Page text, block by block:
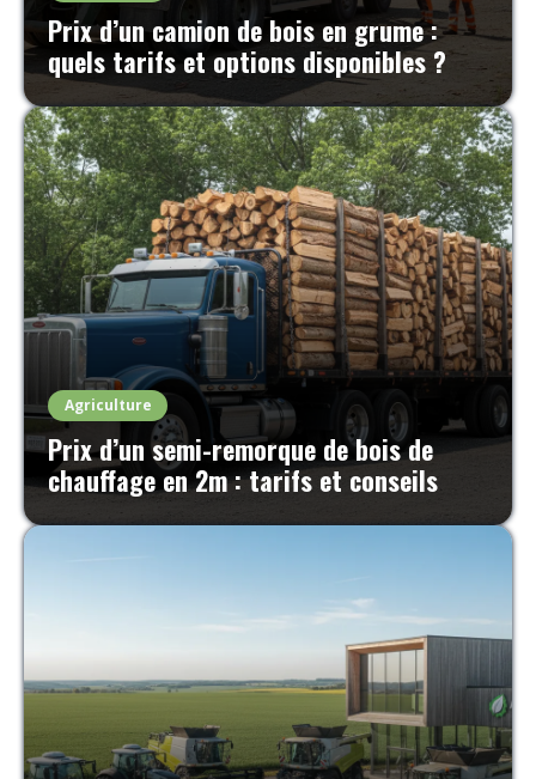
Prix d’un camion de bois en grume :
quels tarifs et options disponibles ?
Agriculture
Prix d’un semi-remorque de bois de
chauffage en 2m : tarifs et conseils